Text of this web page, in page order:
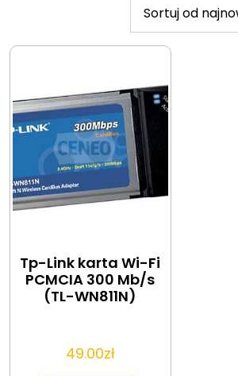
Tp-Link karta Wi-Fi
PCMCIA 300 Mb/s
(TL-WN811N)
49.00zł